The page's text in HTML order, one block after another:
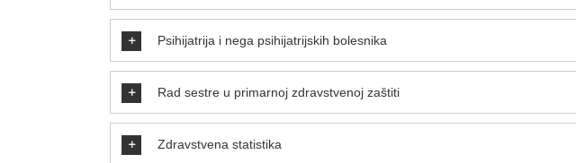
Psihijatrija i nega psihijatrijskih bolesnika
Rad sestre u primarnoj zdravstvenoj zaštiti
Zdravstvena statistika